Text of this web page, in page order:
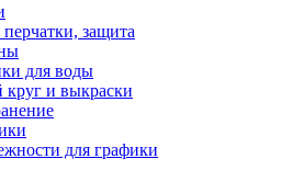
защита
для воды
круг и выкраски
для графики